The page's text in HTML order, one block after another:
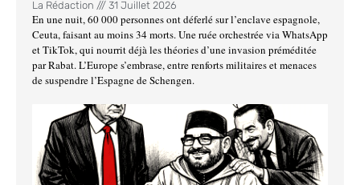
La Rédaction 31 Juillet 2026
En une nuit, 60 000 personnes ont déferlé sur l’enclave espagnole,
Ceuta, faisant au moins 34 morts. Une ruée orchestrée via WhatsApp
et TikTok, qui nourrit déjà les théories d’une invasion préméditée
par Rabat. L’Europe s’embrase, entre renforts militaires et menaces
de suspendre l’Espagne de Schengen.